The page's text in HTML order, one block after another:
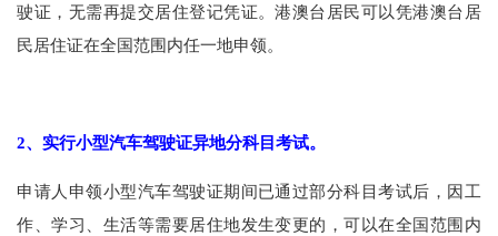
驶证，无需再提交居住登记凭证。港澳台居民可以凭港澳台居
民居住证在全国范围内任一地申领。
2、实行小型汽车驾驶证异地分科目考试。
申请人申领小型汽车驾驶证期间已通过部分科目考试后，因工
作、学习、生活等需要居住地发生变更的，可以在全国范围内